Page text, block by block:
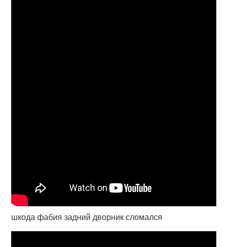
шкода фабия задний дворник сломался